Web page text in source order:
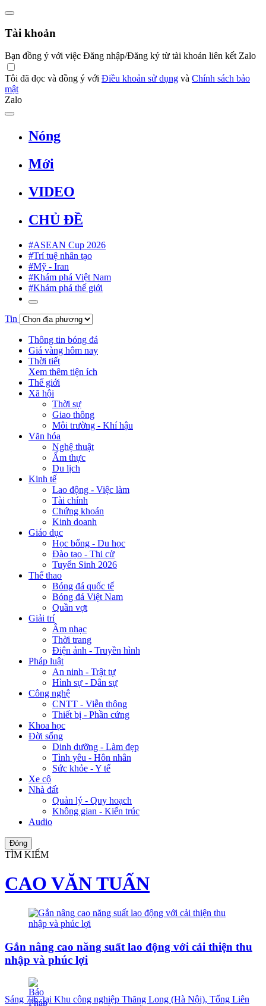
Tài khoản
Bạn đồng ý với việc Đăng nhập/Đăng ký từ tài khoản liên kết Zalo
Tôi đã đọc và đồng ý với Điều khoản sử dụng và Chính sách bảo
mật
Zalo
Nóng
Mới
VIDEO
CHỦ ĐỀ
#ASEAN Cup 2026
#Trí tuệ nhân tạo
#Mỹ - Iran
#Khám phá Việt Nam
#Khám phá thế giới
Tin
Thông tin bóng đá
Giá vàng hôm nay
Thời tiết
Xem thêm tiện ích
Thế giới
Xã hội
Thời sự
Giao thông
Môi trường - Khí hậu
Văn hóa
Nghệ thuật
Ẩm thực
Du lịch
Kinh tế
Lao động - Việc làm
Tài chính
Chứng khoán
Kinh doanh
Giáo dục
Học bổng - Du học
Đào tạo - Thi cử
Tuyển Sinh 2026
Thể thao
Bóng đá quốc tế
Bóng đá Việt Nam
Quần vợt
Giải trí
Âm nhạc
Thời trang
Điện ảnh - Truyền hình
Pháp luật
An ninh - Trật tự
Hình sự - Dân sự
Công nghệ
CNTT - Viễn thông
Thiết bị - Phần cứng
Khoa học
Đời sống
Dinh dưỡng - Làm đẹp
Tình yêu - Hôn nhân
Sức khỏe - Y tế
Xe cộ
Nhà đất
Quản lý - Quy hoạch
Không gian - Kiến trúc
Audio
Đóng
TÌM KIẾM
CAO VĂN TUẤN
Gắn nâng cao năng suất lao động với cải thiện thu
nhập và phúc lợi
Sáng 7/6, tại Khu công nghiệp Thăng Long (Hà Nội), Tổng Liên